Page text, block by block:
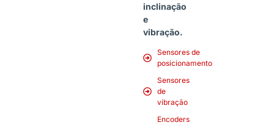
inclinação
e
vibração.
Sensores de
posicionamento
Sensores
de
vibração
Encoders